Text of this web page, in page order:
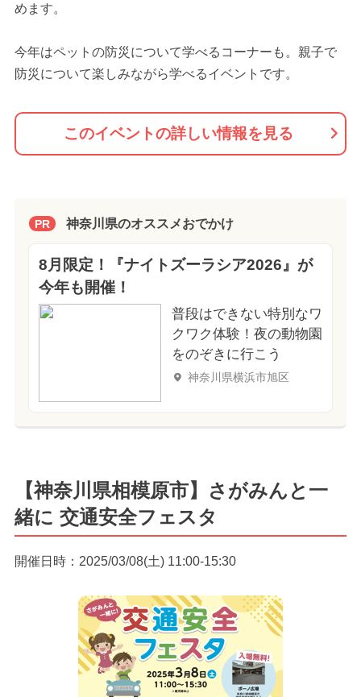
めます。
今年はペットの防災について学べるコーナーも。親子で
防災について楽しみながら学べるイベントです。
このイベントの詳しい情報を見る
PR 神奈川県のオススメおでかけ
8月限定！『ナイトズーラシア2026』が
今年も開催！
普段はできない特別なワ
クワク体験！夜の動物園
をのぞきに行こう
神奈川県横浜市旭区
【神奈川県相模原市】さがみんと一
緒に 交通安全フェスタ
開催日時：2025/03/08(土) 11:00-15:30